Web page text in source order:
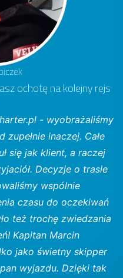
ochotę na kolejny rejs
- wyobrażaliśmy
inaczej. Całe
się jak klient, a raczej
Decyzje o trasie
wspólnie
czasu do oczekiwań
też trochę zwiedzania
Kapitan Marcin
jako świetny skipper
wyjazdu. Dzięki tak